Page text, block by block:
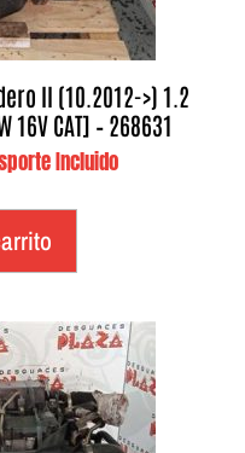
II (10.2012->) 1.2
CAT] – 268631
Incluido